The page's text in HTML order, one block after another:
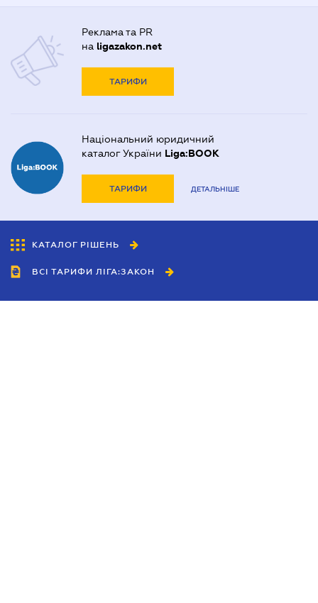
Реклама та PR
на ligazakon.net
ТАРИФИ
Національний юридичний
каталог України Liga:BOOK
ТАРИФИ ДЕТАЛЬНІШЕ
КАТАЛОГ РІШЕНЬ
ВСІ ТАРИФИ ЛІГА:ЗАКОН